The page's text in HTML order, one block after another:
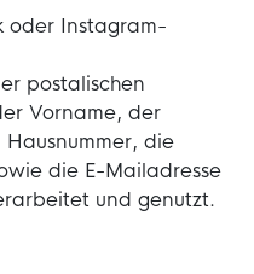
oder Instagram-
postalischen
Vorname, der
die
die E-Mailadresse
und genutzt.